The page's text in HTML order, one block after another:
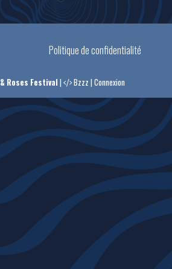
Politique de confidentialité
Roses Festival | Bzzz | Connexion